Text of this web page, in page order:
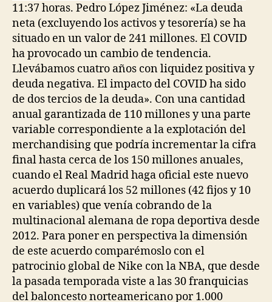
11:37 horas. Pedro López Jiménez: «La deuda
neta (excluyendo los activos y tesorería) se ha
situado en un valor de 241 millones. El COVID
ha provocado un cambio de tendencia.
Llevábamos cuatro años con liquidez positiva y
deuda negativa. El impacto del COVID ha sido
de dos tercios de la deuda». Con una cantidad
anual garantizada de 110 millones y una parte
variable correspondiente a la explotación del
merchandising que podría incrementar la cifra
final hasta cerca de los 150 millones anuales,
cuando el Real Madrid haga oficial este nuevo
acuerdo duplicará los 52 millones (42 fijos y 10
en variables) que venía cobrando de la
multinacional alemana de ropa deportiva desde
2012. Para poner en perspectiva la dimensión
de este acuerdo comparémoslo con el
patrocinio global de Nike con la NBA, que desde
la pasada temporada viste a las 30 franquicias
del baloncesto norteamericano por 1.000